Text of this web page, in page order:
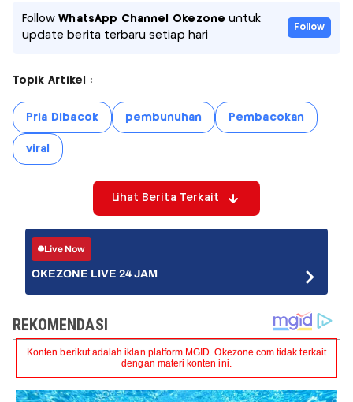
FollowWhatsApp Channel Okezone untuk
update berita terbaru setiap hari
Follow
Topik Artikel :
Pria Dibacok pembunuhan Pembacokan
viral
Lihat Berita Terkait
Live Now
OKEZONE LIVE 24 JAM